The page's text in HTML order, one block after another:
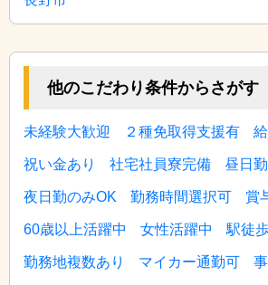
他のこだわり条件からさがす
未経験大歓迎 ２種免取得支援有
祝い金あり 社宅社員寮完備 昼日
夜日勤のみOK 勤務時間選択可 賞
60歳以上活躍中 女性活躍中 駅徒
勤務地複数あり マイカー通勤可